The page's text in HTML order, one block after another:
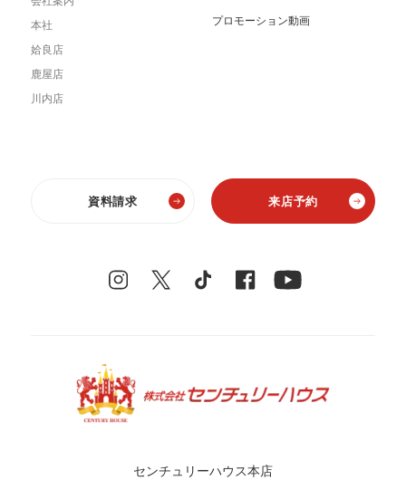
本社
姶良店
鹿屋店
川内店
プロモーション動画
資料請求 来店予約
センチュリーハウス本店